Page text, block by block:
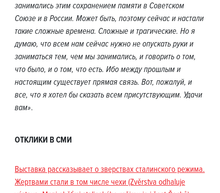
занимались этим сохранением памяти в Советском
Союзе и в России. Может быть, поэтому сейчас и настали
такие сложные времена. Сложные и трагические. Но я
думаю, что всем нам сейчас нужно не опускать руки и
заниматься тем, чем мы занимались, и говорить о том,
что было, и о том, что есть. Ибо между прошлым и
настоящим существует прямая связь. Вот, пожалуй, и
все, что я хотел бы сказать всем присутствующим. Удачи
вам».
ОТКЛИКИ В СМИ
Выставка рассказывает о зверствах сталинского режима.
Жертвами стали в том числе чехи (Zvěrstva odhaluje